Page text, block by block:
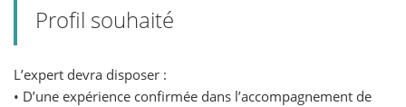
Profil souhaité
L’expert devra disposer :
• D’une expérience confirmée dans l’accompagnement de